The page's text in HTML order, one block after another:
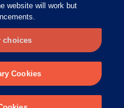
website will work but
choices
Cookies